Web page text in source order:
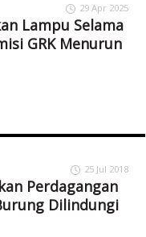
29 Apr 2025
Lampu Selama
GRK Menurun
25 Jul 2018
Perdagangan
Dilindungi